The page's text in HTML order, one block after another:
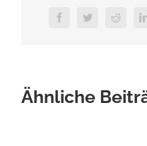
FacebookTwitterReddit
Ähnliche